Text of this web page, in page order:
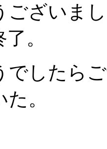
ございま
。
でしたら
。